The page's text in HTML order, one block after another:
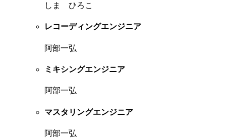
しま ひろこ
レコーディングエンジニア
阿部一弘
ミキシングエンジニア
阿部一弘
マスタリングエンジニア
阿部一弘